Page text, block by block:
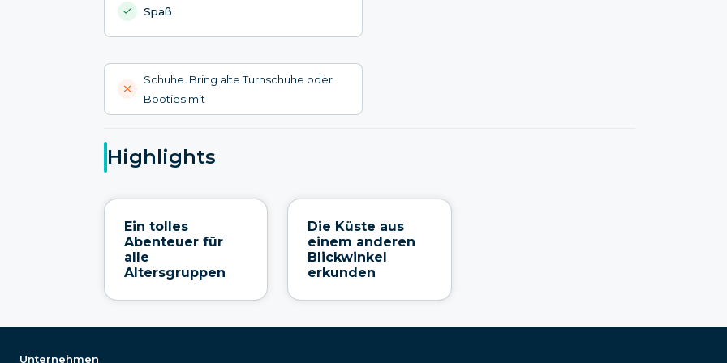
Spaß
Schuhe. Bring alte Turnschuhe oder
Booties mit
Highlights
Ein tolles
Abenteuer für
alle
Altersgruppen
Die Küste aus
einem anderen
Blickwinkel
erkunden
Unternehmen